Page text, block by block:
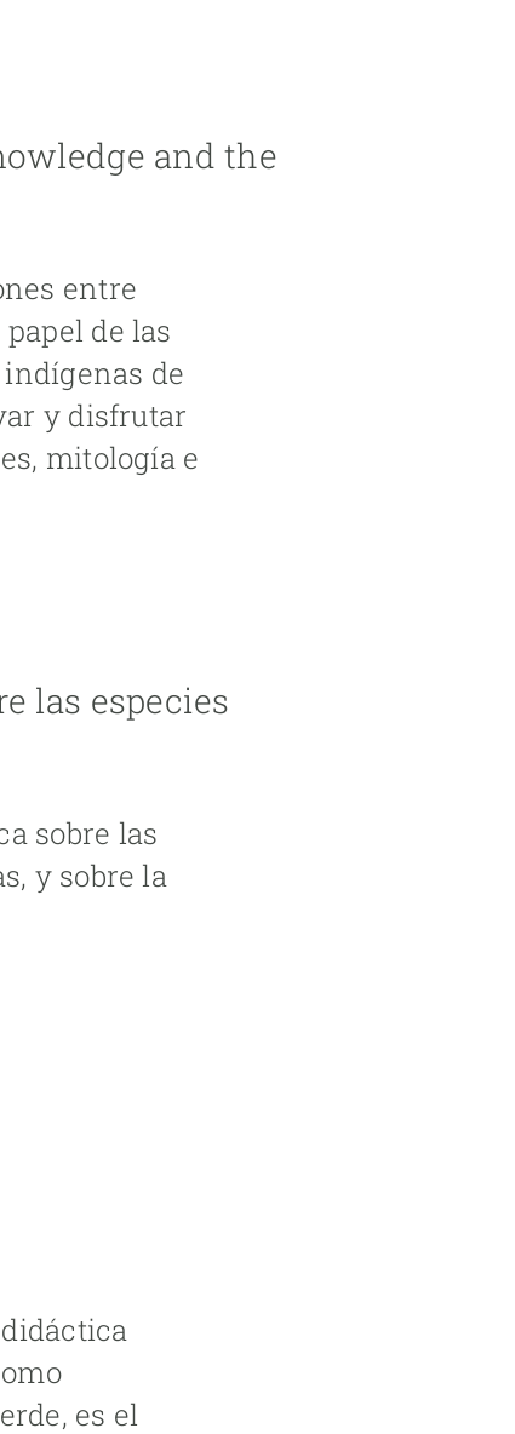
and the
entre
de las
de
y disfrutar
mitología e
las especies
sobre las
y sobre la
es el